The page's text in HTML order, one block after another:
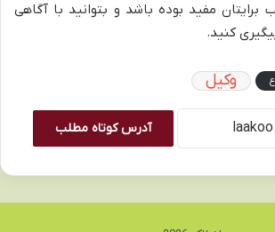
برایتان مفید بوده باشد و بتوانید با آگاهی
کنید.
وکیل
آدرس کوتاه مطلب